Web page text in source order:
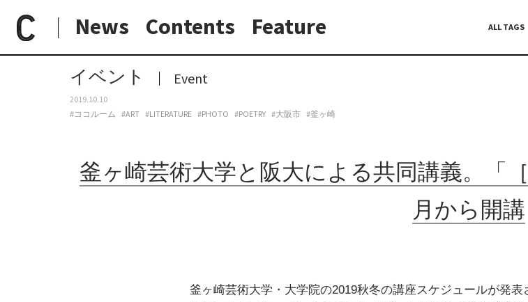
News Contents Feature ALL TAGS
日常と現場
paperC 今週のイベント
イベント Event
2019.10.10
#ココルーム #ART #LITERATURE #PHOTO #POETRY #大阪市 #釜ヶ崎
釜ヶ崎芸術大学と阪大による共同講義。「
月から開講
釜ヶ崎芸術大学・大学院の2019秋冬の講座スケジュールが発